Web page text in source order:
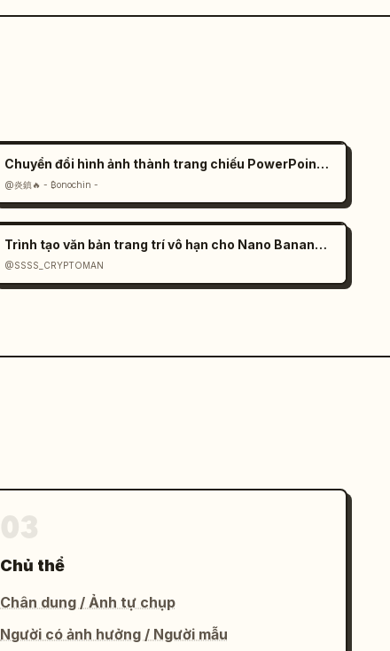
Chuyển đổi hình ảnh thành trang chiếu PowerPoint có thể chỉnh sửa
@炎鎮🔥 - ₿onochin -
Trình tạo văn bản trang trí vô hạn cho Nano Banana 2
@SSSS_CRYPTOMAN
Chủ thể
Chân dung / Ảnh tự chụp
Người có ảnh hưởng / Người mẫu